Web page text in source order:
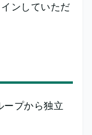
ンしていただ
ープから独立